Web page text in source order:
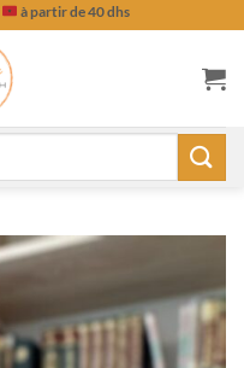
à partir de 40 dhs